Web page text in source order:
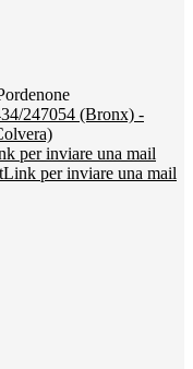
247054 (Bronx) -
per inviare una mail
Link per inviare una mail